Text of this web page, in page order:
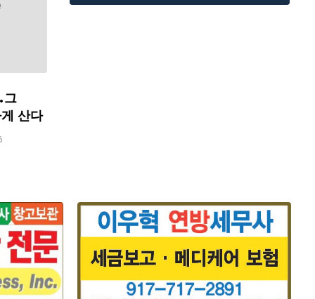
그
산다